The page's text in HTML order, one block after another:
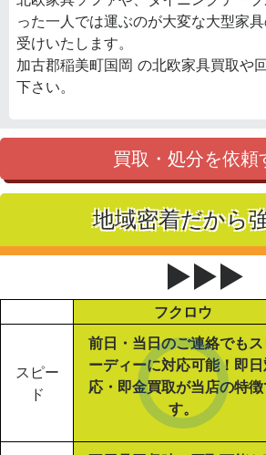
った一人では運ぶのが大変な大型家
受けいたします。
加古郡稲美町国岡 の北欧家具買取や
下さい。
買取・処分を依頼
地域密着だから
▶▶▶
フクロウ
スピー
ド
前日・当日のご連絡でもス
ーディーに対応可能！即
応・即金買取が当店の特
す。